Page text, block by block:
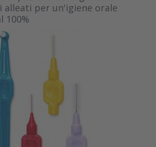
alleati per un'igiene orale
100%